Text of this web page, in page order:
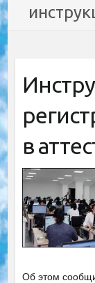
в
Об этом